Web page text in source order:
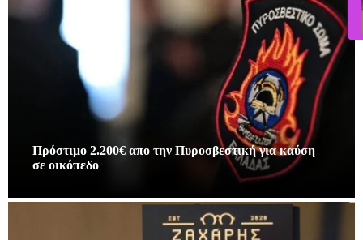
Πρόστιμο 2.200€ απο την Πυροσβεστική για καύση
σε οικόπεδο